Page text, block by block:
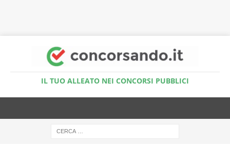
IL TUO ALLEATO NEI CONCORSI PUBBLICI